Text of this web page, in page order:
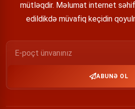
mütləqdir. Məlumat internet
edildikdə müvafiq keçidin
ABUNƏ OL